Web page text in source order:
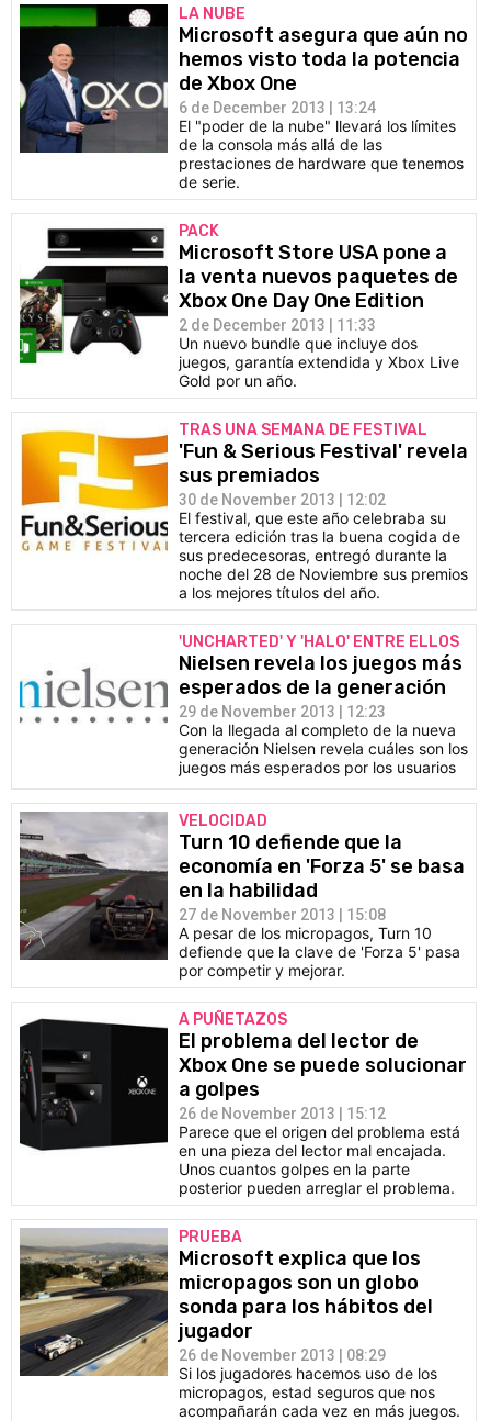
LA NUBE
Microsoft asegura que aún no
hemos visto toda la potencia
de Xbox One
6 de December 2013 | 13:24
El "poder de la nube" llevará los límites
de la consola más allá de las
prestaciones de hardware que tenemos
de serie.
PACK
Microsoft Store USA pone a
la venta nuevos paquetes de
Xbox One Day One Edition
2 de December 2013 | 11:33
Un nuevo bundle que incluye dos
juegos, garantía extendida y Xbox Live
Gold por un año.
TRAS UNA SEMANA DE FESTIVAL
'Fun & Serious Festival' revela
sus premiados
30 de November 2013 | 12:02
El festival, que este año celebraba su
tercera edición tras la buena cogida de
sus predecesoras, entregó durante la
noche del 28 de Noviembre sus premios
a los mejores títulos del año.
'UNCHARTED' Y 'HALO' ENTRE ELLOS
Nielsen revela los juegos más
esperados de la generación
29 de November 2013 | 12:23
Con la llegada al completo de la nueva
generación Nielsen revela cuáles son los
juegos más esperados por los usuarios
VELOCIDAD
Turn 10 defiende que la
economía en 'Forza 5' se basa
en la habilidad
27 de November 2013 | 15:08
A pesar de los micropagos, Turn 10
defiende que la clave de 'Forza 5' pasa
por competir y mejorar.
A PUÑETAZOS
El problema del lector de
Xbox One se puede solucionar
a golpes
26 de November 2013 | 15:12
Parece que el origen del problema está
en una pieza del lector mal encajada.
Unos cuantos golpes en la parte
posterior pueden arreglar el problema.
PRUEBA
Microsoft explica que los
micropagos son un globo
sonda para los hábitos del
jugador
26 de November 2013 | 08:29
Si los jugadores hacemos uso de los
micropagos, estad seguros que nos
acompañarán cada vez en más juegos.